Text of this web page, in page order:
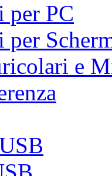
per PC
per
e